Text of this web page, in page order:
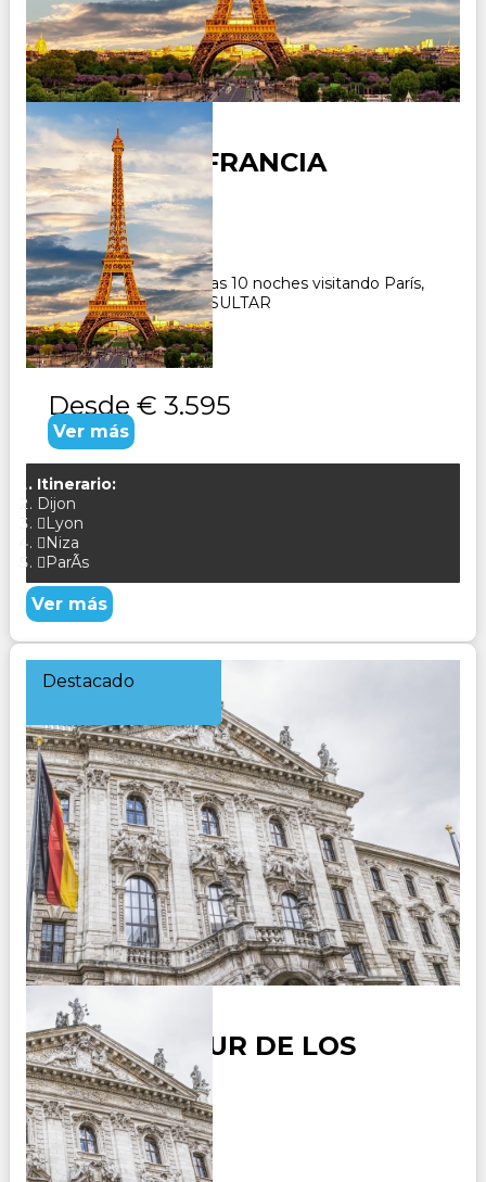
DESCUBRA FRANCIA
Duración:
11 Días10Noches
Paquete Turístico 11 días 10 noches visitando París,
Dijon, Lyon, Niza CONSULTAR
Desde € 3.595
Ver más
Itinerario:
Dijon
Lyon
Niza
ParÃ­s
Ver más
Destacado
EUROPA TOUR DE LOS
ALPES 2025
Duración:
12Días11Noches